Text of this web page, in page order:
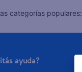
categorías populares:
ayuda?